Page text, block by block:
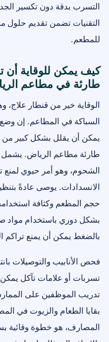
التسرب بدقة دون تكسير
التقنيات تضمن تقديم حلول
للمطعم.
كيف يمكن للوقاية أن
طارئة في مطاعم
الوقاية خير من قنطار
السباكة في المطاعم. إن وضع
يمكن أن يقلل بشكل كبير
طارئة مطاعم الرياض. يشمل
الشحوم، وهو أمر حيوي لمنع
حجم المطعم وكثافة
بشكل دوري باستخدام مواد
بالضغط يمكن أن يمنع تراكم
فحص الأنابيب والتوصيلات
تسربات أو علامات تآكل
تدريب الموظفين على
بقايا الطعام والزيوت في
المصارف، هو خطوة وقائية